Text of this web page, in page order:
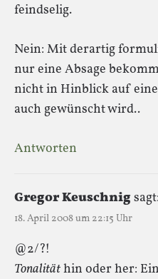
feindselig.
Nein: Mit derartig
nur eine Absage
nicht in Hinblick auf
auch gewünscht wird..
Antworten
Gregor Keuschnigsagt:
18. April 2008 um 22:15 Uhr
@2/?!
Tonalitäthin oder her: